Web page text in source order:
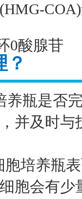
(HMG-COA)
0酸腺苷
？
养瓶是否
并及时
胞培养瓶
胞会有